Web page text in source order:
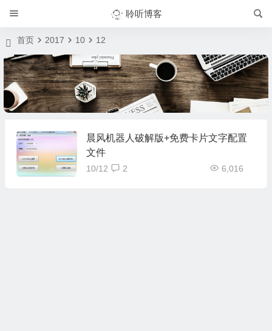
聆听博客
首页 2017 10 12
晨风机器人破解版+免费卡片文字配置
文件
10/12 6,016
2